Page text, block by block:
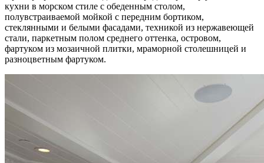
кухни в морском стиле с обеденным столом,
полувстраиваемой мойкой с передним бортиком,
стеклянными и белыми фасадами, техникой из нержавеющей
стали, паркетным полом среднего оттенка, островом,
фартуком из мозаичной плитки, мраморной столешницей и
разноцветным фартуком.